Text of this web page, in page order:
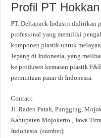
Profil PT
PT. Deltapack Industri didirikan
profesional yang memiliki
komponen plastik untuk
Jepang di Indonesia, yang
ke produsen kemasan plastik
permintaan pasar di Indonesia.
Contact:
Jl. Raden Patah, Pungging,
Kabupaten Mojokerto , Jawa
Indonesia (sumber)